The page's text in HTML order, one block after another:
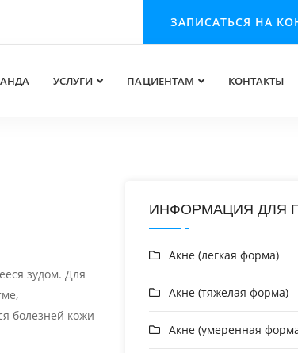
ЗАПИСАТЬСЯ НА
УСЛУГИ ПАЦИЕНТАМ КОНТАКТЫ
зудом. Для
болезней кожи
ИНФОРМАЦИЯ ДЛЯ
Акне (легкая форма)
Акне (тяжелая форма)
Акне (умеренная